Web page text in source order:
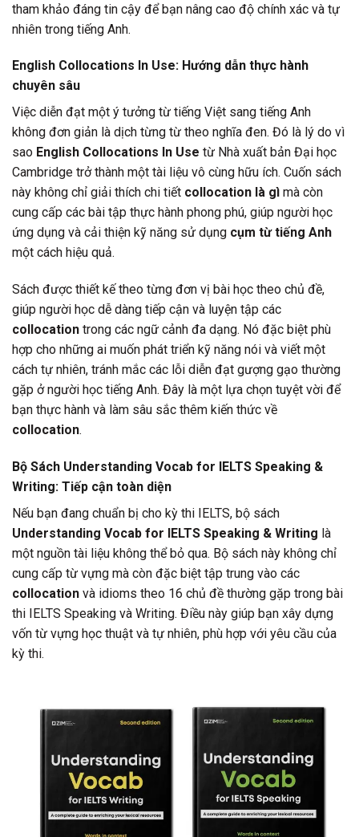
tham khảo đáng tin cậy để bạn nâng cao độ chính xác và tự
nhiên trong tiếng Anh.
English Collocations In Use: Hướng dẫn thực hành
chuyên sâu
Việc diễn đạt một ý tưởng từ tiếng Việt sang tiếng Anh
không đơn giản là dịch từng từ theo nghĩa đen. Đó là lý do vì
sao English Collocations In Use từ Nhà xuất bản Đại học
Cambridge trở thành một tài liệu vô cùng hữu ích. Cuốn sách
này không chỉ giải thích chi tiết collocation là gì mà còn
cung cấp các bài tập thực hành phong phú, giúp người học
ứng dụng và cải thiện kỹ năng sử dụng cụm từ tiếng Anh
một cách hiệu quả.
Sách được thiết kế theo từng đơn vị bài học theo chủ đề,
giúp người học dễ dàng tiếp cận và luyện tập các
collocation trong các ngữ cảnh đa dạng. Nó đặc biệt phù
hợp cho những ai muốn phát triển kỹ năng nói và viết một
cách tự nhiên, tránh mắc các lỗi diễn đạt gượng gạo thường
gặp ở người học tiếng Anh. Đây là một lựa chọn tuyệt vời để
bạn thực hành và làm sâu sắc thêm kiến thức về
collocation.
Bộ Sách Understanding Vocab for IELTS Speaking &
Writing: Tiếp cận toàn diện
Nếu bạn đang chuẩn bị cho kỳ thi IELTS, bộ sách
Understanding Vocab for IELTS Speaking & Writing là
một nguồn tài liệu không thể bỏ qua. Bộ sách này không chỉ
cung cấp từ vựng mà còn đặc biệt tập trung vào các
collocation và idioms theo 16 chủ đề thường gặp trong bài
thi IELTS Speaking và Writing. Điều này giúp bạn xây dựng
vốn từ vựng học thuật và tự nhiên, phù hợp với yêu cầu của
kỳ thi.